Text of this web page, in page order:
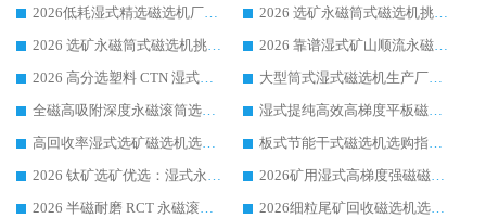
2026低耗湿式精​选磁选机厂家怎么选?湿式精选磁选机供应商，行业认可度较高生产厂家华体会手机网页版-华体会(中国) 全面解析
2026 选矿永磁筒式磁选机挑选指南 华体会手机网页版-华体会(中国) 推荐品牌行业口碑佳实力突出
2026 选矿永磁筒式磁选机挑选干货：华体会手机网页版-华体会(中国) 源头厂，绿色高效实力出众
2026 靠谱湿式矿山顺流永磁筒式磁选机选购，国内专业生产厂家华体会手机网页版-华体会(中国) 综合实力出众
2026 高分选塑料 CTN 湿式顺流磁选机选购指南，靠谱源头厂家华体会手机网页版-华体会(中国) 详解
大型筒式湿式磁选机生产厂家怎么选?华体会手机网页版-华体会(中国) 设备口碑广受行业认可
全磁高吸附深度永磁滚筒选购指南 业内口碑稳定磁电设备生产厂家详细推荐
湿式提纯高效高梯度平板磁选机靠谱设备源头厂商华体会手机网页版-华体会(中国) 综合测评
高回收率湿式选矿磁选机选购指南 业内口碑磁电设备生产厂家实力解析
板式节能干式磁选机选购指南，源头生产厂家华体会手机网页版-华体会(中国) 综合实力可观
2026 钛矿选矿优选：湿式永磁筒式磁选机源头厂家华体会手机网页版-华体会(中国) 综合解析
2026矿用湿式高梯度强磁磁选机选购指南，临朐靠谱磁电生产厂家华体会手机网页版-华体会(中国) 详解
2026 半磁耐磨 RCT 永磁滚筒选购指南，临朐源头生产厂家华体会手机网页版-华体会(中国) 实测分享
2026细粒尾矿回收磁选机选购指南 产业集群优质生产厂家华体会手机网页版-华体会(中国) 解析